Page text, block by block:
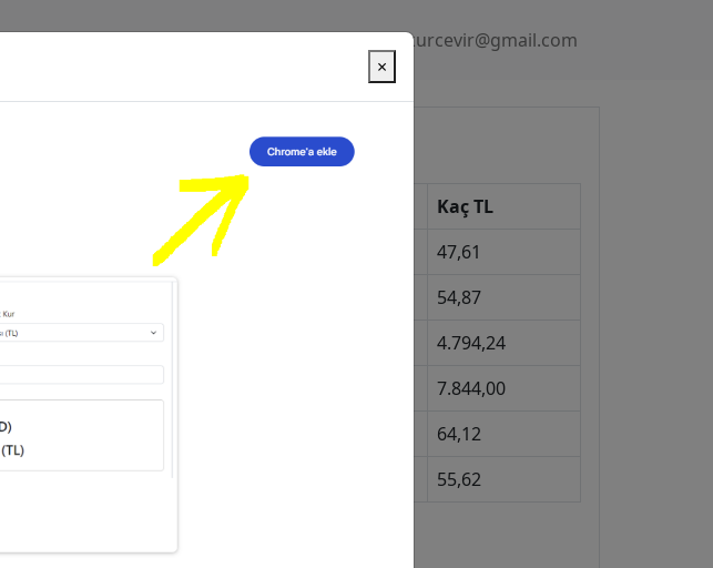
Gizlilik Politikası kurcevir@gmail.com
Güncel Kurlar
Kur
Kaç TL
Dolar
47,61
54,87
4.794,24
7.844,00
64,12
55,62
×